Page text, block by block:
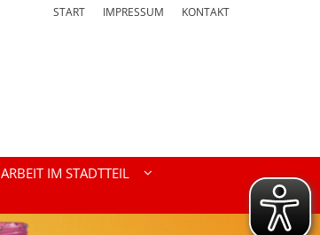
START IMPRESSUM KONTAKT
ARBEIT IM STADTTEIL